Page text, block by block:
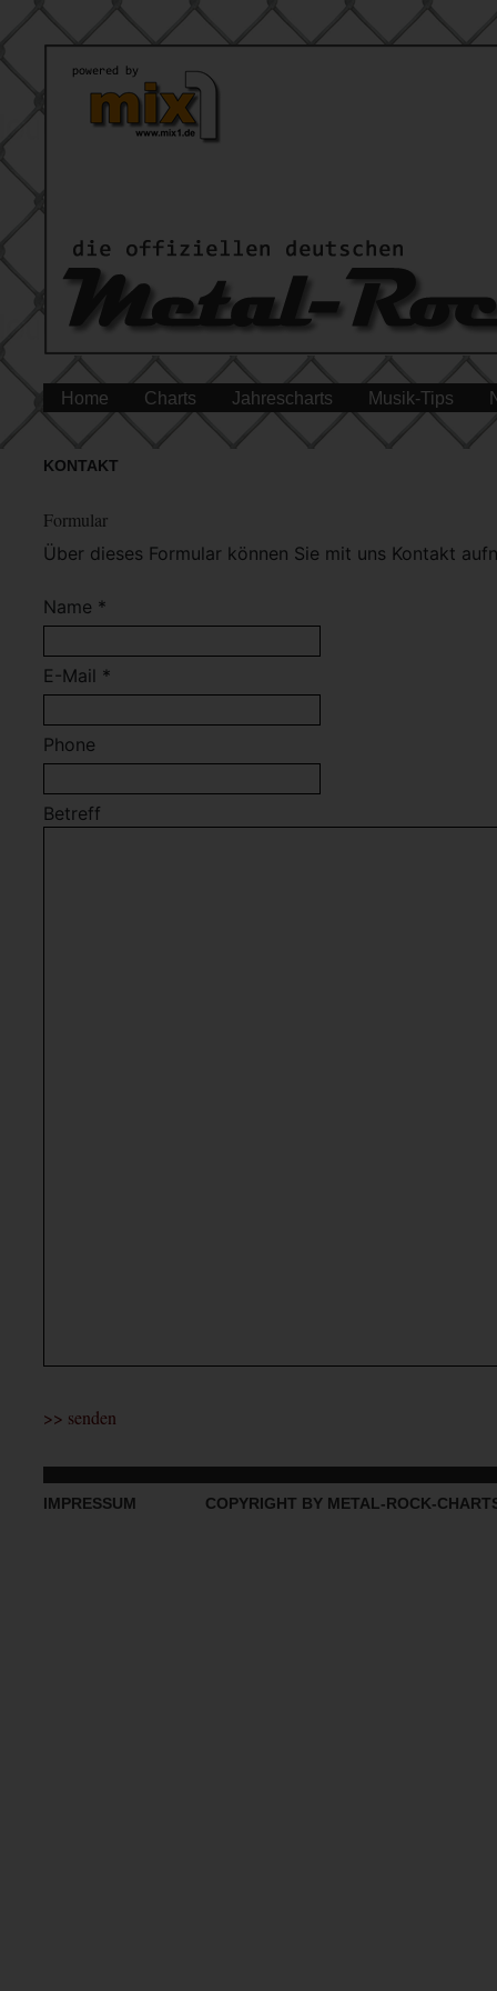
Home Charts Jahrescharts Musik-Tips
KONTAKT
Formular
Über dieses Formular können Sie mit uns Kontakt
Name *
E-Mail *
Phone
Betreff
IMPRESSUM COPYRIGHT BY METAL-ROCK-